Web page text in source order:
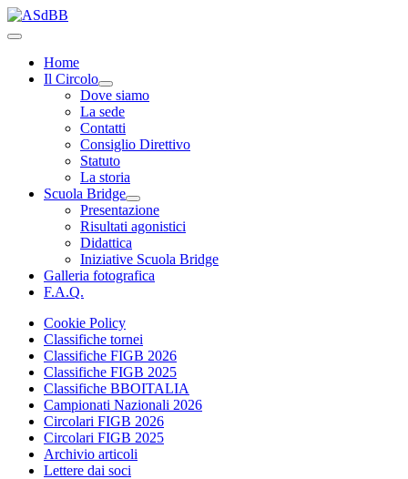
Home
Il Circolo
Dove siamo
La sede
Contatti
Consiglio Direttivo
Statuto
La storia
Scuola Bridge
Presentazione
Risultati agonistici
Didattica
Iniziative Scuola Bridge
Galleria fotografica
F.A.Q.
Cookie Policy
Classifiche tornei
Classifiche FIGB 2026
Classifiche FIGB 2025
Classifiche BBOITALIA
Campionati Nazionali 2026
Circolari FIGB 2026
Circolari FIGB 2025
Archivio articoli
Lettere dai soci